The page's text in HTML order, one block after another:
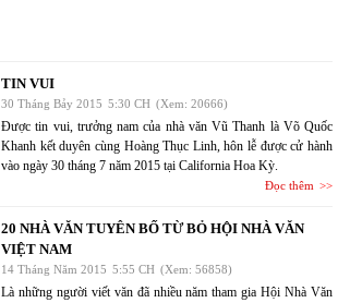
TIN VUI
30 Tháng Bảy 2015 5:30 CH (Xem: 20666)
Được tin vui, trưởng nam của nhà văn Vũ Thanh là Võ Quốc
Khanh kết duyên cùng Hoàng Thục Linh, hôn lễ được cử hành
vào ngày 30 tháng 7 năm 2015 tại California Hoa Kỳ.
Đọc thêm
20 NHÀ VĂN TUYÊN BỐ TỪ BỎ HỘI NHÀ VĂN
VIỆT NAM
14 Tháng Năm 2015 5:55 CH (Xem: 56858)
Là những người viết văn đã nhiều năm tham gia Hội Nhà Văn